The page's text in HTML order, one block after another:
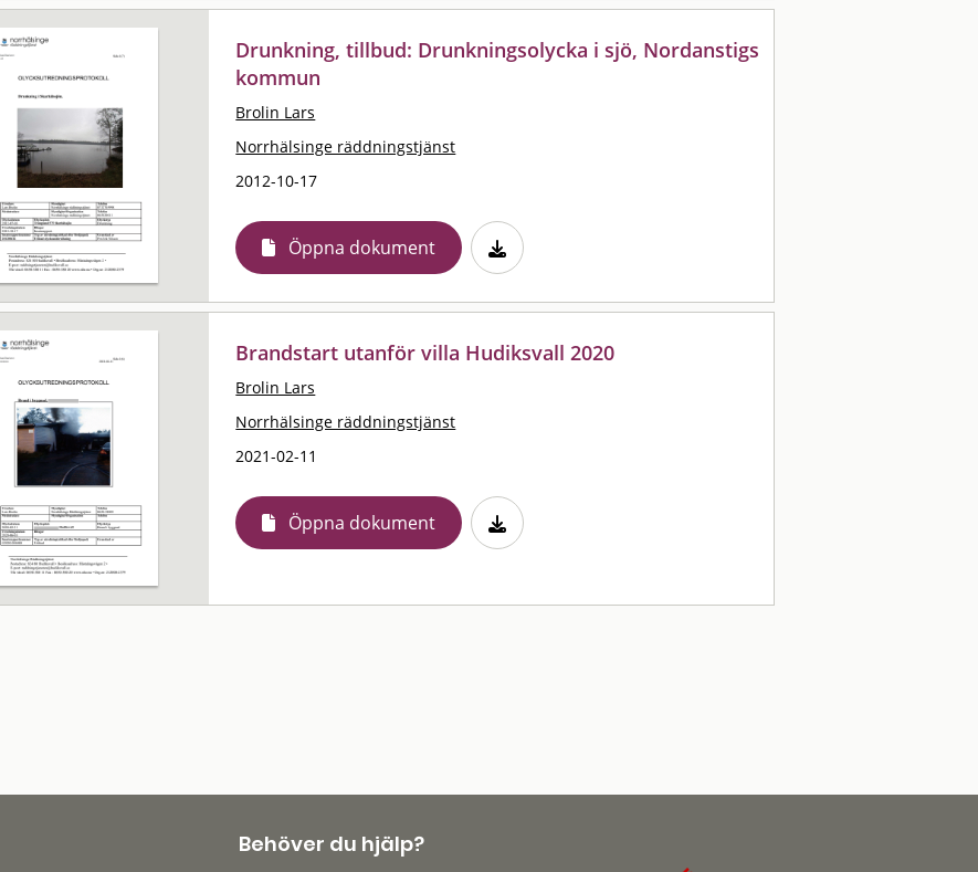
Drunkning, tillbud: Drunkningsolycka i sjö, Nordanstigs
kommun
Brolin Lars
Norrhälsinge räddningstjänst
2012-10-17
Öppna dokument
Brandstart utanför villa Hudiksvall 2020
Brolin Lars
Norrhälsinge räddningstjänst
2021-02-11
Öppna dokument
Behöver du hjälp?